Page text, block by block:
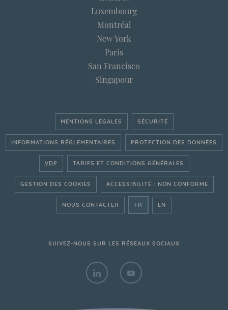
Luxembourg
Montréal
New York
Paris
San Francisco
Singapour
MENTIONS LÉGALES SÉCURITÉ
INFORMATIONS RÉGLEMENTAIRES PROTECTION DES DONNÉES
VDP TARIFS ET CONDITIONS GÉNÉRALES
GESTION DES COOKIES ACCESSIBILITÉ : NON CONFORME
NOUS CONTACTER FR - ALLER SUR LE SITE
EN
SUIVEZ-NOUS SUR LES RÉSEAUX SOCIAUX
LINKEDIN - BANQUEYOUTUBE - BANQUE